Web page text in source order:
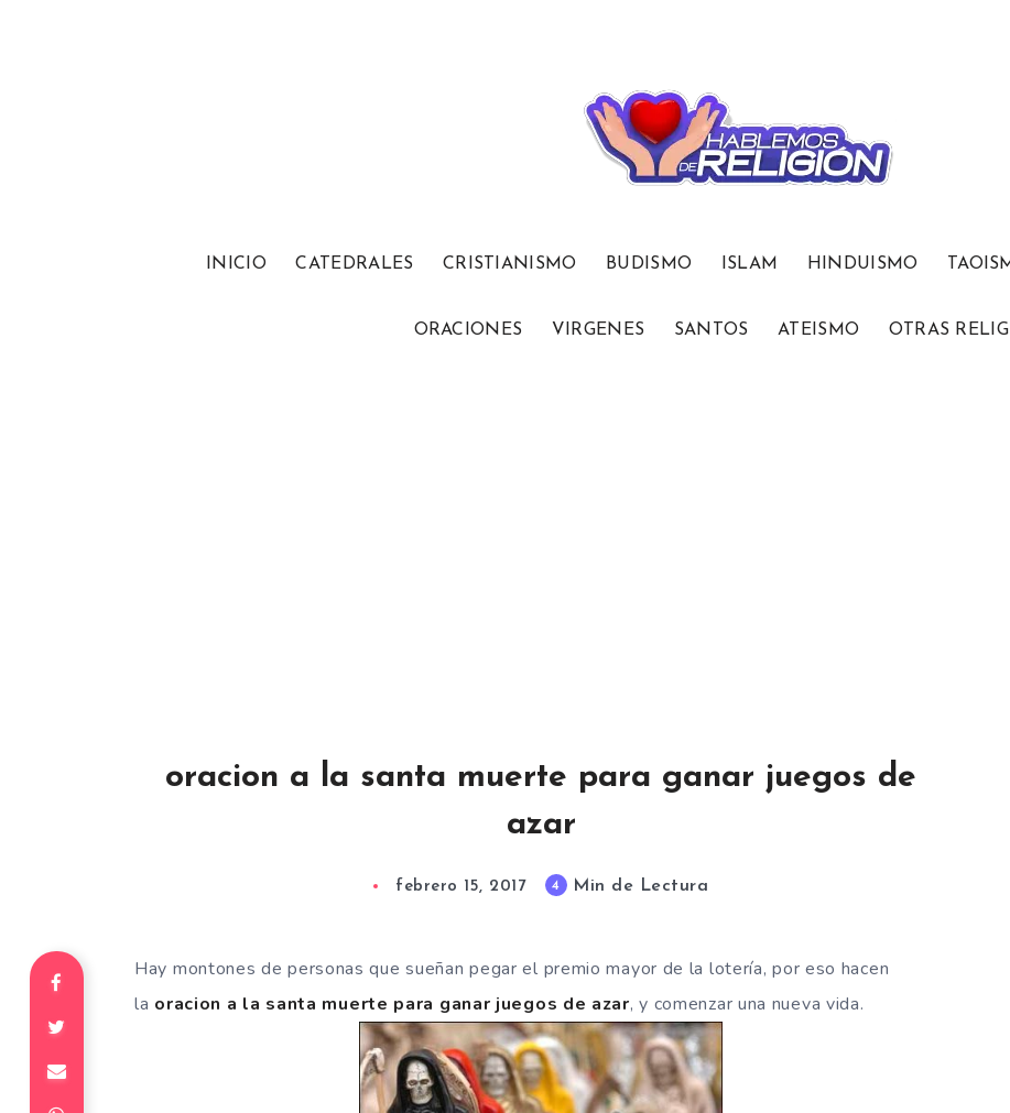
INICIO CATEDRALES CRISTIANISMO BUDISMO ISLAM HINDUISMO
ORACIONES VIRGENES SANTOS ATEISMO OTRAS
oracion a la santa muerte para ganar juegos de
azar
febrero 15, 2017 4 Min de Lectura
Hay montones de personas que sueñan pegar el premio mayor de la lotería, por eso hacen
la oracion a la santa muerte para ganar juegos de azar, y comenzar una nueva vida.